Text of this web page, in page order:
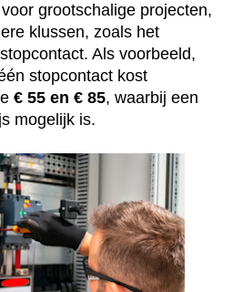
grootschalige projecten,
klussen, zoals het
Als voorbeeld,
stopcontact kost
€ 55 en € 85, waarbij een
mogelijk is.